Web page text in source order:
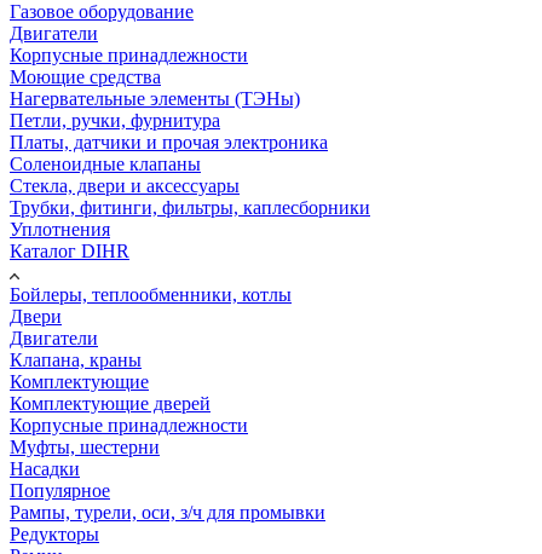
Газовое оборудование
Двигатели
Корпусные принадлежности
Моющие средства
Нагервательные элементы (ТЭНы)
Петли, ручки, фурнитура
Платы, датчики и прочая электроника
Соленоидные клапаны
Стекла, двери и аксессуары
Трубки, фитинги, фильтры, каплесборники
Уплотнения
Каталог DIHR
Бойлеры, теплообменники, котлы
Двери
Двигатели
Клапана, краны
Комплектующие
Комплектующие дверей
Корпусные принадлежности
Муфты, шестерни
Насадки
Популярное
Рампы, турели, оси, з/ч для промывки
Редукторы